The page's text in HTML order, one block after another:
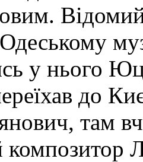
у нього
до
там
композитор